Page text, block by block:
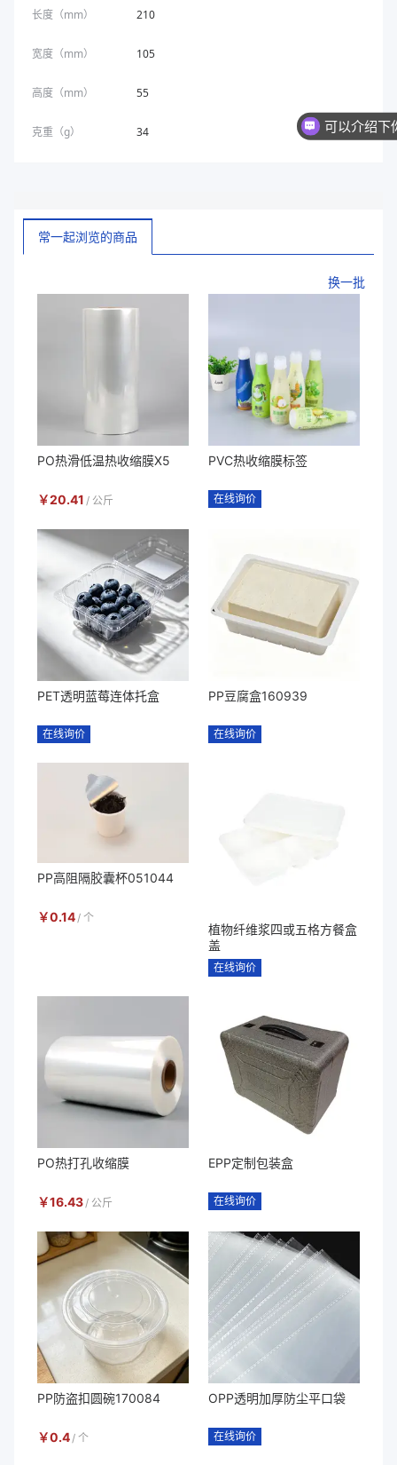
长度（mm） 210
宽度（mm） 105
高度（mm） 55
克重（g） 34
常一起浏览的商品
换一批
PO热滑低温热收缩膜X5
￥20.41 / 公斤
PVC热收缩膜标签
在线询价
PET透明蓝莓连体托盒
在线询价
PP豆腐盒160939
在线询价
PP高阻隔胶囊杯051044
￥0.14/ 个
植物纤维浆四或五格方餐盒
盖
在线询价
PO热打孔收缩膜
￥16.43 / 公斤
EPP定制包装盒
在线询价
PP防盗扣圆碗170084
￥0.4 / 个
OPP透明加厚防尘平口袋
在线询价